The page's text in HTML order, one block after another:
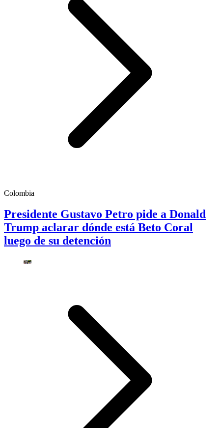
Colombia
Presidente Gustavo Petro pide a Donald
Trump aclarar dónde está Beto Coral
luego de su detención